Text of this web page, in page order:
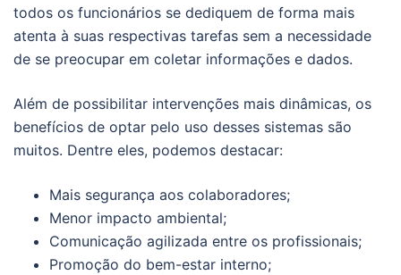
todos os funcionários se dediquem de forma mais
atenta à suas respectivas tarefas sem a necessidade
de se preocupar em coletar informações e dados.
Além de possibilitar intervenções mais dinâmicas, os
benefícios de optar pelo uso desses sistemas são
muitos. Dentre eles, podemos destacar:
Mais segurança aos colaboradores;
Menor impacto ambiental;
Comunicação agilizada entre os profissionais;
Promoção do bem-estar interno;